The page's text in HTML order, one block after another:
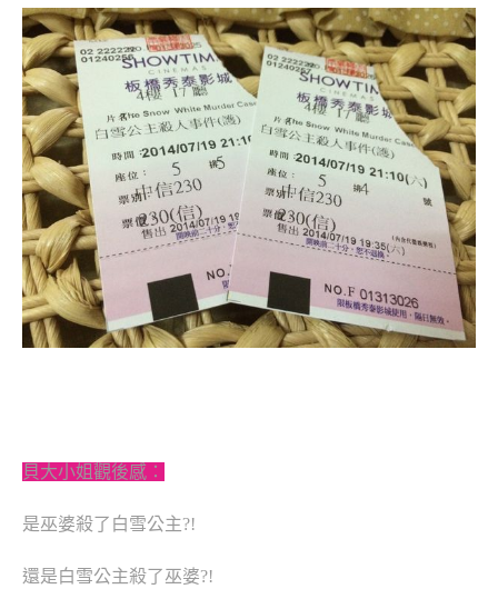
貝大小姐觀後感：
是巫婆殺了白雪公主?!
還是白雪公主殺了巫婆?!